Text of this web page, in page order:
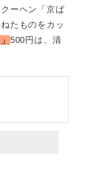
ーヘン「京ば
たものをカッ
500円は、清